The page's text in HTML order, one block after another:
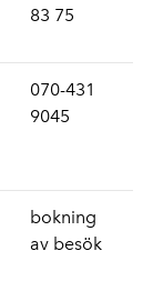
83 75
070-431
9045
bokning
av besök